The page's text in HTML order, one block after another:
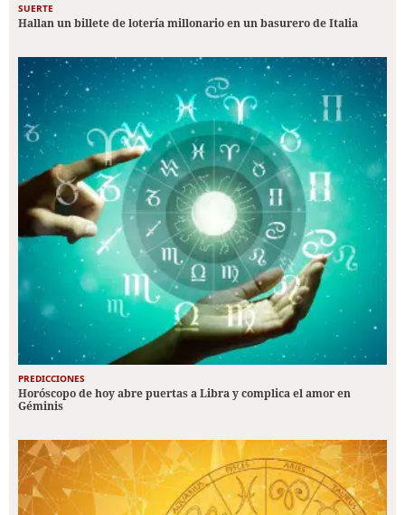
SUERTE
Hallan un billete de lotería millonario en un basurero de Italia
PREDICCIONES
Horóscopo de hoy abre puertas a Libra y complica el amor en
Géminis